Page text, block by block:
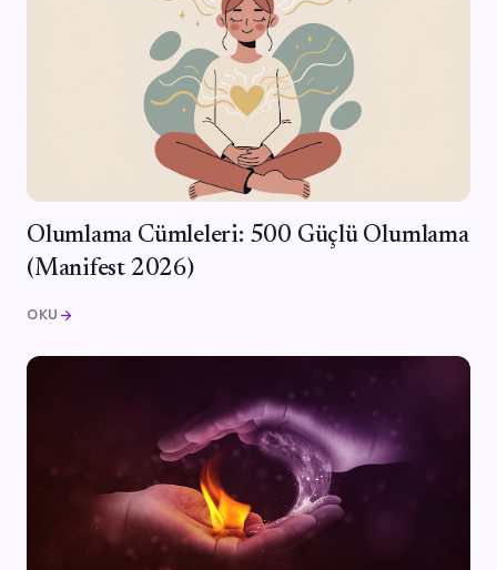
Olumlama Cümleleri: 500 Güçlü Olumlama
(Manifest 2026)
OKU arrow_forward